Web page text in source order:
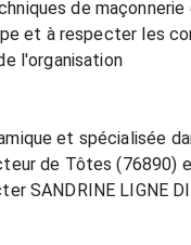
de
et à respecter les
l'organisation
et spécialisée
de Tôtes (76890)
SANDRINE LIGNE